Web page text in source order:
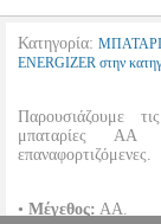
Κατηγορία:
ENERGIZER στην
Παρουσιάζουμε
μπαταρίες AA
επαναφορτιζόμενες.
• Μέγεθος: ΑΑ.